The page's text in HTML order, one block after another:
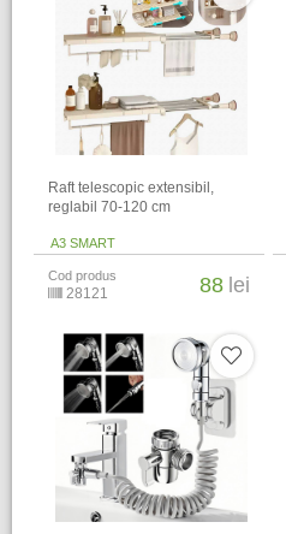
Raft telescopic extensibil,
reglabil 70-120 cm
A3 SMART
Cod produs
28121 88 lei